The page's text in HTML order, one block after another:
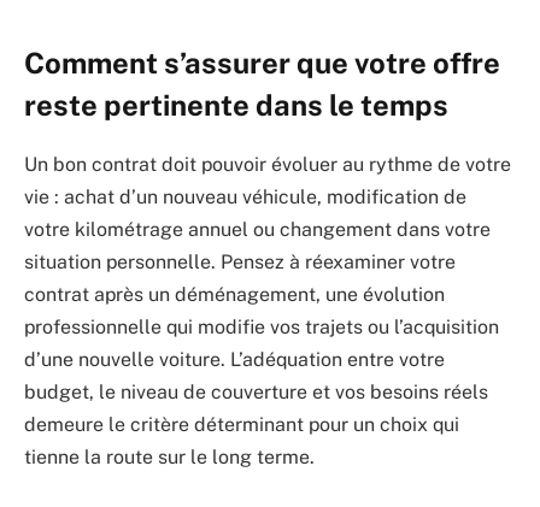
Comment s’assurer que votre offre
reste pertinente dans le temps
Un bon contrat doit pouvoir évoluer au rythme de votre
vie : achat d’un nouveau véhicule, modification de
votre kilométrage annuel ou changement dans votre
situation personnelle. Pensez à réexaminer votre
contrat après un déménagement, une évolution
professionnelle qui modifie vos trajets ou l’acquisition
d’une nouvelle voiture. L’adéquation entre votre
budget, le niveau de couverture et vos besoins réels
demeure le critère déterminant pour un choix qui
tienne la route sur le long terme.